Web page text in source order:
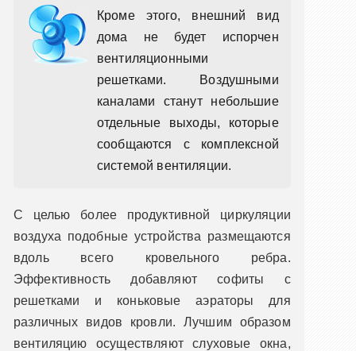
Кроме этого, внешний вид
дома не будет испорчен
вентиляционными
решетками. Воздушными
каналами станут небольшие
отдельные выходы, которые
сообщаются с комплексной
системой вентиляции.
С целью более продуктивной циркуляции
воздуха подобные устройства размещаются
вдоль всего кровельного ребра.
Эффективность добавляют софиты с
решетками и коньковые аэраторы для
различных видов кровли. Лучшим образом
вентиляцию осуществляют слуховые окна,